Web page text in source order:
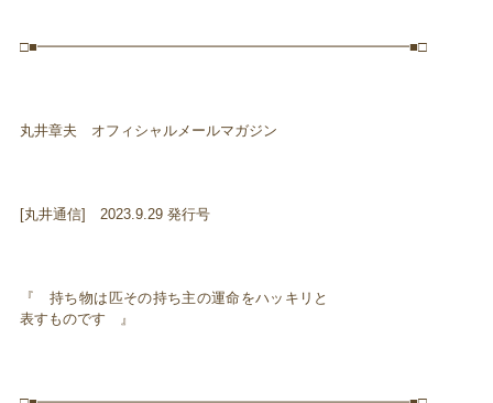
□■━━━━━━━━━━━━━━━━━━━━━━━━━━■□
丸井章夫 オフィシャルメールマガジン
[丸井通信] 2023.9.29 発行号
『 持ち物は匹その持ち主の運命をハッキリと
表すものです 』